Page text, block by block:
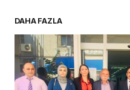
Daha sonraki
adım, e-posta
tarayıcıya
DAHA FAZLA